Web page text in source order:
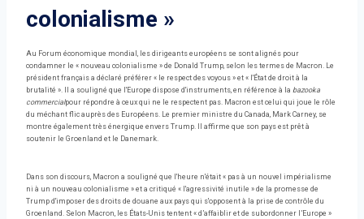
colonialisme »
Au Forum économique mondial, les dirigeants européens se sont alignés pour
condamner le « nouveau colonialisme » de Donald Trump, selon les termes de Macron. Le
président français a déclaré préférer « le respect des voyous » et « l'État de droit à la
brutalité ». Il a souligné que l'Europe dispose d'instruments, en référence à la bazooka
commercialpour répondre à ceux qui ne le respectent pas. Macron est celui qui joue le rôle
du méchant flic auprès des Européens. Le premier ministre du Canada, Mark Carney, se
montre également très énergique envers Trump. Il affirme que son pays est prêt à
soutenir le Groenland et le Danemark.
Dans son discours, Macron a souligné que l'heure n'était « pas à un nouvel impérialisme
ni à un nouveau colonialisme » et a critiqué « l'agressivité inutile » de la promesse de
Trump d'imposer des droits de douane aux pays qui s'opposent à la prise de contrôle du
Groenland. Selon Macron, les États-Unis tentent « d’affaiblir et de subordonner l’Europe »